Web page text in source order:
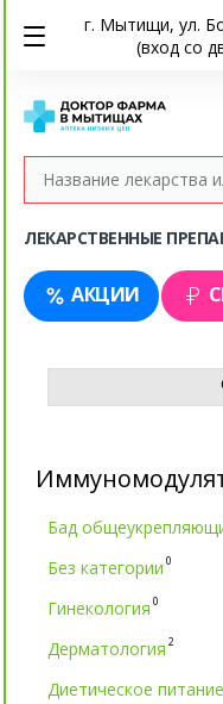
г. Мытищи, ул.
(вход со
ЛЕКАРСТВЕННЫЕ
АКЦИИ
Бад
Без категории 0
Гинекология 0
Дерматология 2
Диетическое питание